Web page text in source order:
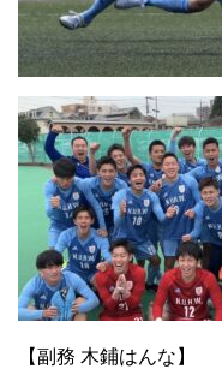
【副務 木鋪はんな】